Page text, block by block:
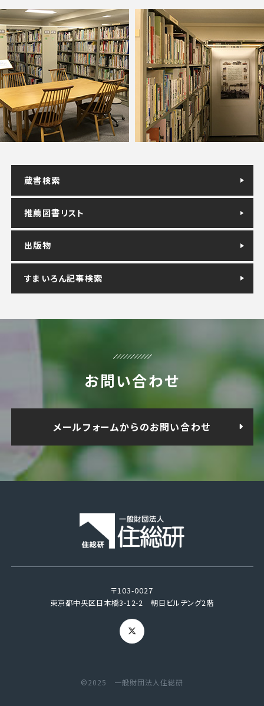
蔵書検索
推薦図書リスト
出版物
すまいろん記事検索
お問い合わせ
メールフォームからのお問い合わせ
〒103-0027
東京都中央区日本橋3-12-2 朝日ビルヂング2階
©2025 一般財団法人住総研